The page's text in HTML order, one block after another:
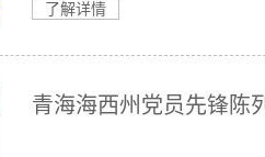
了解详情
青海海西州党员先锋陈